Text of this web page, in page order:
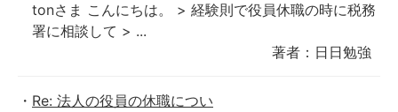
tonさま こんにちは。 > 経験則で役員休職の時に税務
署に相談して > ...
著者：日日勉強
Re: 法人の役員の休職につい